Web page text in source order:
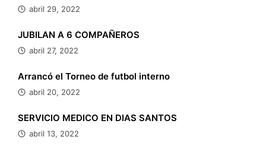
abril 29, 2022
JUBILAN A 6 COMPAÑEROS
abril 27, 2022
Arrancó el Torneo de futbol interno
abril 20, 2022
SERVICIO MEDICO EN DIAS SANTOS
abril 13, 2022